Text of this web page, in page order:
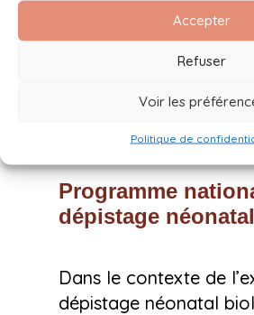
Accepter
Refuser
Voir les
Politique de
Programme
dépistage néonatal
Dans le contexte de
dépistage néonatal